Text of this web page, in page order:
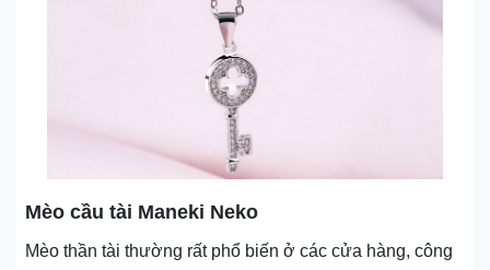
Mèo cầu tài Maneki Neko
Mèo thần tài thường rất phổ biến ở các cửa hàng, công